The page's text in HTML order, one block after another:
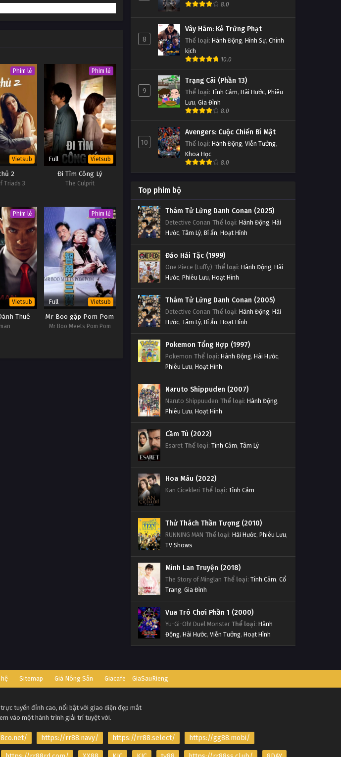
Phim lẻ
Vietsub
2
Triads 3
Phim lẻ
Full Vietsub
Đi Tìm Công Lý
The Culprit
Phim lẻ
Vietsub
Thuê
Phim lẻ
Full Vietsub
Mr Boo gặp Pom Pom
Mr Boo Meets Pom Pom
8.0
8
Vây Hãm: Kẻ Trừng Phạt
Thể loại: Hành Động, Hình Sự, Chính
kịch
10.0
9
Trạng Cãi (Phần 13)
Thể loại: Tình Cảm, Hài Hước, Phiêu
Lưu, Gia Đình
8.0
10
Avengers: Cuộc Chiến Bí Mật
Thể loại: Hành Động, Viễn Tưởng,
Khoa Học
8.0
Top phim bộ
Thám Tử Lừng Danh Conan (2025)
Detective Conan Thể loại: Hành Động, Hài
Hước, Tâm Lý, Bí ẩn, Hoạt Hình
Đảo Hải Tặc (1999)
One Piece (Luffy) Thể loại: Hành Động, Hài
Hước, Phiêu Lưu, Hoạt Hình
Thám Tử Lừng Danh Conan (2005)
Detective Conan Thể loại: Hành Động, Hài
Hước, Tâm Lý, Bí ẩn, Hoạt Hình
Pokemon Tổng Hợp (1997)
Pokemon Thể loại: Hành Động, Hài Hước,
Phiêu Lưu, Hoạt Hình
Naruto Shippuden (2007)
Naruto Shippuuden Thể loại: Hành Động,
Phiêu Lưu, Hoạt Hình
Cầm Tù (2022)
Esaret Thể loại: Tình Cảm, Tâm Lý
Hoa Máu (2022)
Kan Cicekleri Thể loại: Tình Cảm
Thử Thách Thần Tượng (2010)
RUNNING MAN Thể loại: Hài Hước, Phiêu Lưu,
TV Shows
Minh Lan Truyện (2018)
The Story of Minglan Thể loại: Tình Cảm, Cổ
Trang, Gia Đình
Vua Trò Chơi Phần 1 (2000)
Yu-Gi-Oh! Duel Monster Thể loại: Hành
Động, Hài Hước, Viễn Tưởng, Hoạt Hình
hệ Sitemap Giá Nông Sản Giacafe GiaSauRieng
tuyến đỉnh cao, nổi bật với giao diện đẹp mắt
vào một hành trình giải trí tuyệt vời.
https://rr88.navy/ https://rr88.select/ https://gg88.mobi/